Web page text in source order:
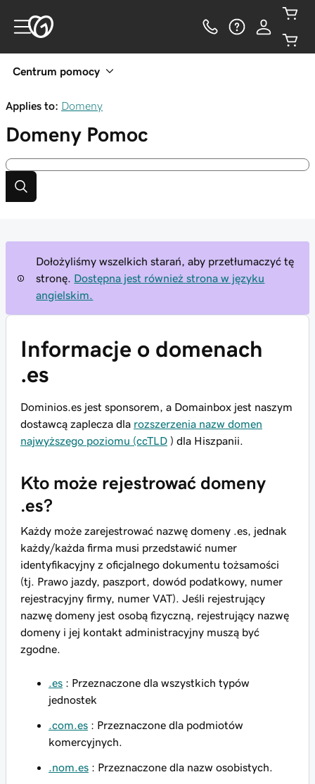
Centrum pomocy
Applies to: Domeny
Domeny Pomoc
Dołożyliśmy wszelkich starań, aby przetłumaczyć tę
stronę.
Dostępna jest również strona w języku
angielskim.
Informacje o domenach
.es
Dominios.es jest sponsorem, a Domainbox jest naszym
dostawcą zaplecza dla rozszerzenia nazw domen
najwyższego poziomu (ccTLD ) dla Hiszpanii.
Kto może rejestrować domeny
.es?
Każdy może zarejestrować nazwę domeny .es, jednak
każdy/każda firma musi przedstawić numer
identyfikacyjny z oficjalnego dokumentu tożsamości
(tj. Prawo jazdy, paszport, dowód podatkowy, numer
rejestracyjny firmy, numer VAT). Jeśli rejestrujący
nazwę domeny jest osobą fizyczną, rejestrujący nazwę
domeny i jej kontakt administracyjny muszą być
zgodne.
.es : Przeznaczone dla wszystkich typów
jednostek
.com.es : Przeznaczone dla podmiotów
komercyjnych.
.nom.es : Przeznaczone dla nazw osobistych.